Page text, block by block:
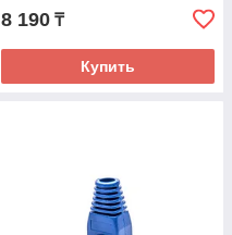
8 190 ₸
Купить